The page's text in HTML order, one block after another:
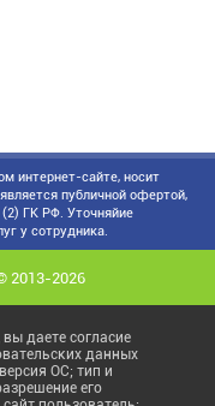
интернет-сайте, носит
публичной офертой,
ГК РФ. Уточняйие
у сотрудника.
2026
даете согласие
данных
ОС; тип и
его